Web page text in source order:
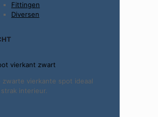
Fittingen
Diversen
vierkant zwart
zwarte vierkante spot ideaal
interieur.